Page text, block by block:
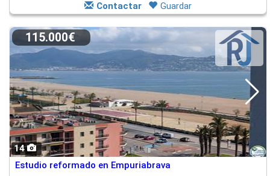
Contactar Guardar
14
115.000€
Estudio reformado en Empuriabrava